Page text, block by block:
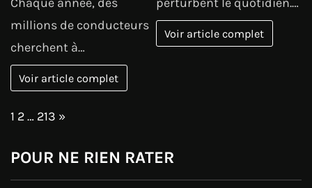
millions de conducteurs
cherchent à…
Voir article complet
Voir article complet
Page:
1 2… 213 Next
»
POUR NE RIEN RATER